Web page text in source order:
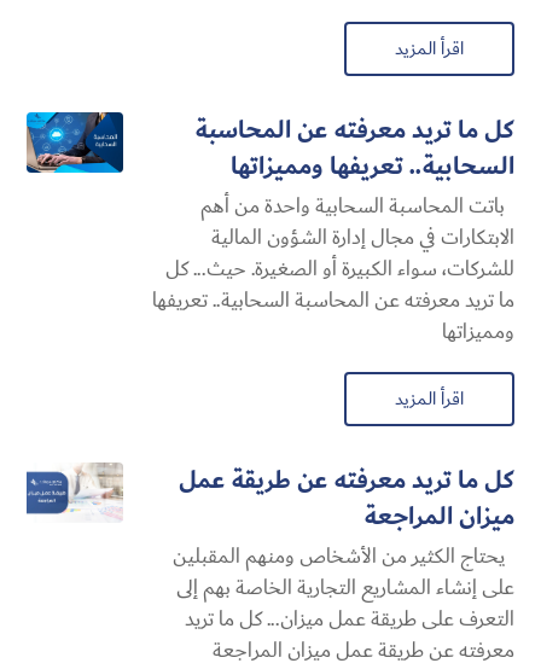
اقرأ المزيد
كل ما تريد معرفته عن المحاسبة
السحابية​.. تعريفها ومميزاتها
باتت المحاسبة السحابية​ واحدة من أهم
الابتكارات في مجال إدارة الشؤون المالية
للشركات، سواء الكبيرة أو الصغيرة. حيث... كل
ما تريد معرفته عن المحاسبة السحابية​.. تعريفها
ومميزاتها
اقرأ المزيد
كل ما تريد معرفته عن طريقة عمل
ميزان المراجعة
يحتاج الكثير من الأشخاص ومنهم المقبلين
على إنشاء المشاريع التجارية الخاصة بهم إلى
التعرف على طريقة عمل ميزان... كل ما تريد
معرفته عن طريقة عمل ميزان المراجعة